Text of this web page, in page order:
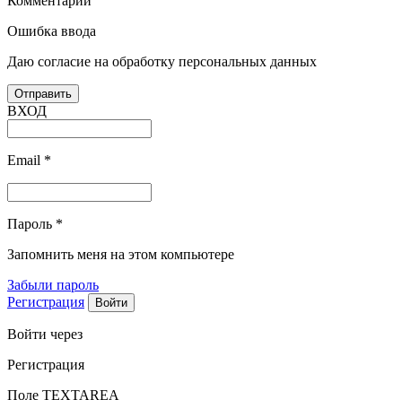
Ошибка ввода
Даю согласие на обработку персональных данных
ВХОД
Email *
Пароль *
Запомнить меня на этом компьютере
Забыли пароль
Регистрация
Войти через
Регистрация
Поле TEXTAREA